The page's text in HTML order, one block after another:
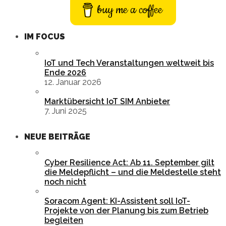
buy me a coffee
IM FOCUS
IoT und Tech Veranstaltungen weltweit bis
Ende 2026
12. Januar 2026
Marktübersicht IoT SIM Anbieter
7. Juni 2025
NEUE BEITRÄGE
Cyber Resilience Act: Ab 11. September gilt
die Meldepflicht – und die Meldestelle steht
noch nicht
Soracom Agent: KI-Assistent soll IoT-
Projekte von der Planung bis zum Betrieb
begleiten